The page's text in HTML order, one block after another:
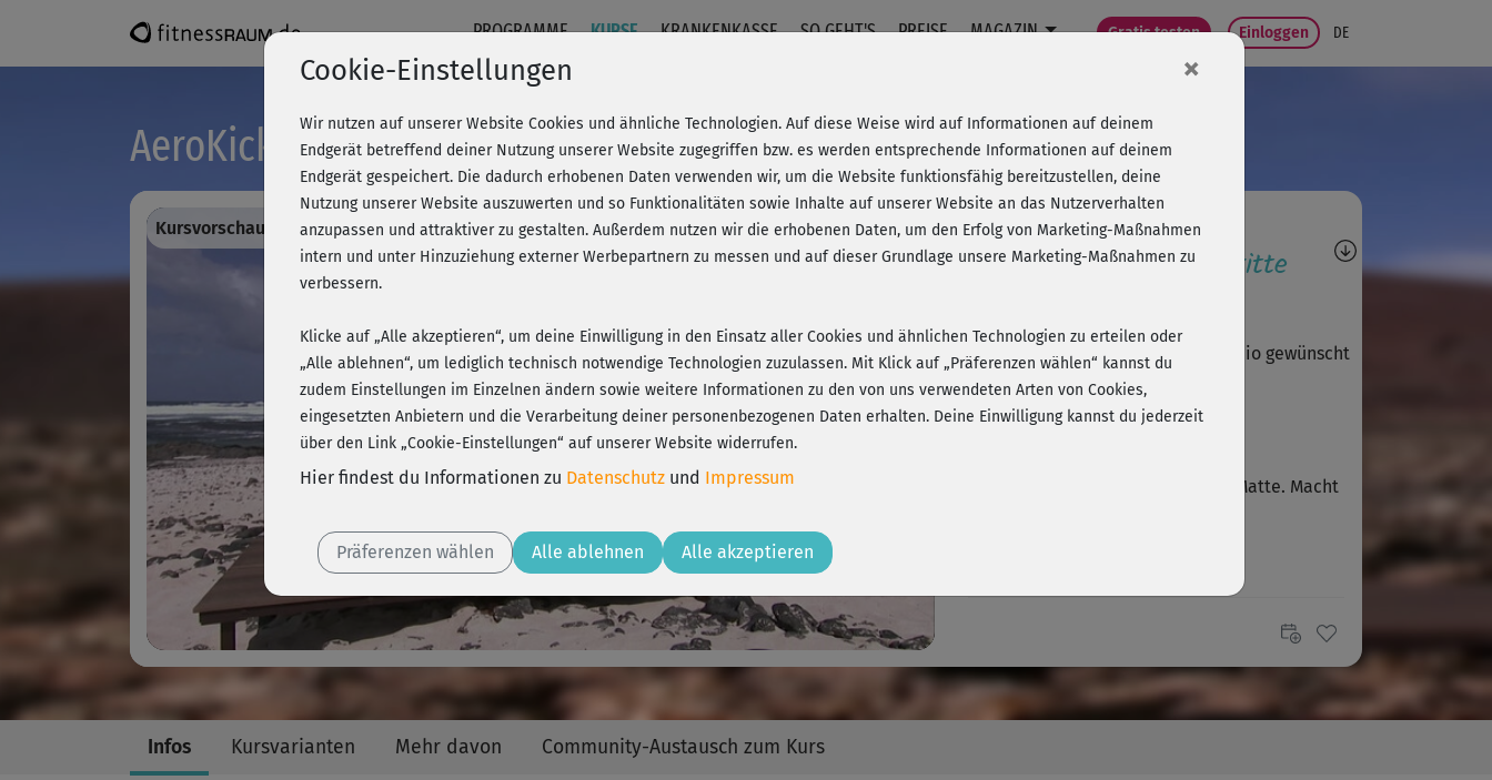
PROGRAMME KURSE KRANKENKASSE SO GEHT'S PREISE MAGAZIN Gratis testen Einloggen DE
AeroKick Bodystyle - Fortgeschrittene
Play
Video
Kursvorschau - Anmelden und alles trainieren! 20% Rabatt + Wunsch-Goodie Fragen, Antworten,
Bewertungen, Fortschritte
Schöner Kurs, hätte mir mehr Cardio gewünscht
🙂
😍Tolle Mischung aus Cardio und Matte. Macht
naja hätte mir mehr Boxarbeit erwartet
Pingu
Infos Kursvarianten Mehr davon Community-Austausch zum Kurs
Cookie-Einstellungen ×
Wir nutzen auf unserer Website Cookies und ähnliche Technologien. Auf diese Weise wird auf Informationen auf deinem
Endgerät betreffend deiner Nutzung unserer Website zugegriffen bzw. es werden entsprechende Informationen auf deinem
Endgerät gespeichert. Die dadurch erhobenen Daten verwenden wir, um die Website funktionsfähig bereitzustellen, deine
Nutzung unserer Website auszuwerten und so Funktionalitäten sowie Inhalte auf unserer Website an das Nutzerverhalten
anzupassen und attraktiver zu gestalten. Außerdem nutzen wir die erhobenen Daten, um den Erfolg von Marketing-Maßnahmen
intern und unter Hinzuziehung externer Werbepartnern zu messen und auf dieser Grundlage unsere Marketing-Maßnahmen zu
verbessern.
Klicke auf „Alle akzeptieren“, um deine Einwilligung in den Einsatz aller Cookies und ähnlichen Technologien zu erteilen oder
„Alle ablehnen“, um lediglich technisch notwendige Technologien zuzulassen. Mit Klick auf „Präferenzen wählen“ kannst du
zudem Einstellungen im Einzelnen ändern sowie weitere Informationen zu den von uns verwendeten Arten von Cookies,
eingesetzten Anbietern und die Verarbeitung deiner personenbezogenen Daten erhalten. Deine Einwilligung kannst du jederzeit
über den Link „Cookie-Einstellungen“ auf unserer Website widerrufen.
Hier findest du Informationen zu Datenschutz und Impressum
Präferenzen wählen Alle ablehnen Alle akzeptieren